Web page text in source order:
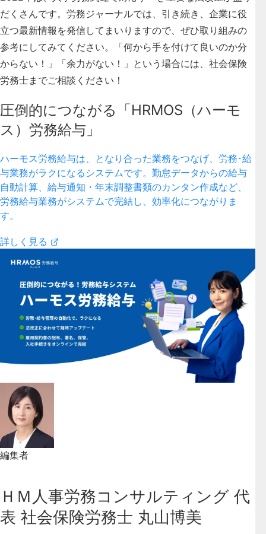
だくさんです。労務ジャーナルでは、引き続き、企業に役
立つ最新情報を発信してまいりますので、ぜひ取り組みの
参考にしてみてください。「何から手を付けて良いのか分
からない！」「余力がない！」という場合には、社会保険
労務士までご相談ください！
圧倒的につながる「HRMOS（ハーモ
ス）労務給与」
ハーモス労務給与は、となり合った業務をつなげ、労務･給
与業務がラクになるシステムです。勤怠データからの給与
自動計算、給与通知・年末調整書類のカンタン作成など、
労務給与業務がシステムで完結し、効率化につながりま
す。
詳しく見る
編集者
ＨＭ人事労務コンサルティング 代
表 社会保険労務士 丸山博美